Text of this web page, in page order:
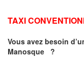
TAXI
Vous avez besoin
Manosque
?